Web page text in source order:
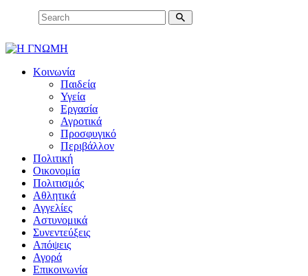
Κοινωνία
Παιδεία
Υγεία
Εργασία
Αγροτικά
Προσφυγικό
Περιβάλλον
Πολιτική
Οικονομία
Πολιτισμός
Αθλητικά
Αγγελίες
Αστυνομικά
Συνεντεύξεις
Απόψεις
Αγορά
Επικοινωνία